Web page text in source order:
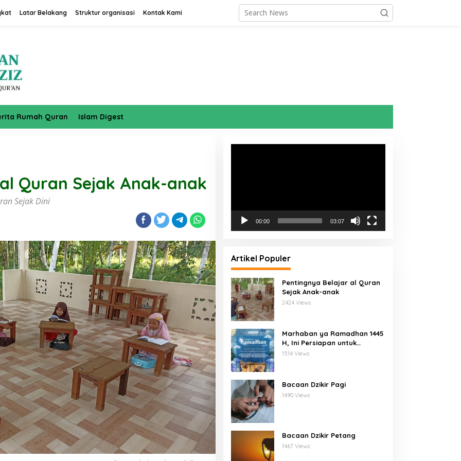
Latar Belakang Struktur organisasi Kontak Kami
Rumah Quran Islam Digest
Quran Sejak Anak-anak
Sejak Dini
00:00 03:07
Artikel Populer
Pentingnya Belajar al Quran
Sejak Anak-anak
2424 Views
Marhaban ya Ramadhan 1445
H, Ini Persiapan untuk
Menyambutnya
1514 Views
Bacaan Dzikir Pagi
1490 Views
Bacaan Dzikir Petang
1467 Views